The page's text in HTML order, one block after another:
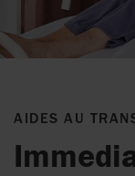
AIDES AU